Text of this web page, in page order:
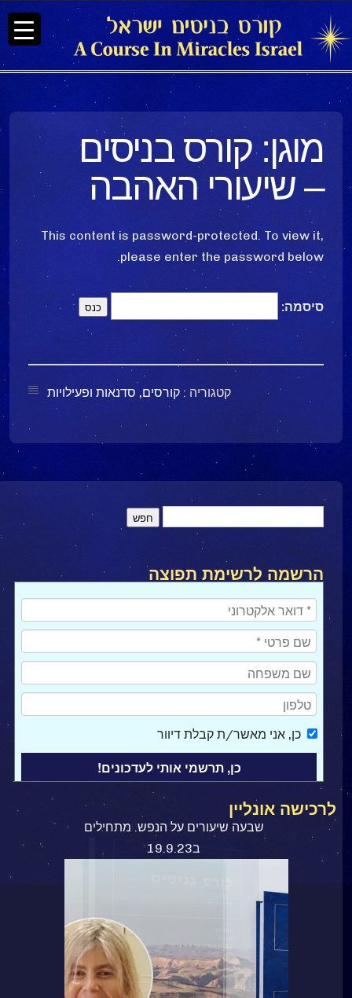
מוגן: קורס בניסים
– שיעורי האהבה
This content is password-protected. To view it,
please enter the password below.
סיסמה:
קטגוריה : קורסים, סדנאות ופעילויות
הרשמה לרשימת תפוצה
כן, אני מאשר/ת קבלת דיוור
לרכישה אונליין
שבעה שיעורים על הנפש. מתחילים
ב19.9.23
ספר קורס בניסים